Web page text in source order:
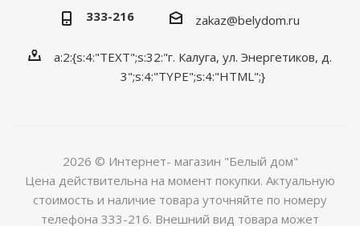
333-216 zakaz@belydom.ru
a:2:{s:4:"TEXT";s:32:"г. Калуга, ул. Энергетиков, д.
3";s:4:"TYPE";s:4:"HTML";}
2026 © Интернет- магазин "Белый дом"
Цена действительна на момент покупки. Актуальную
стоимость и наличие товара уточняйте по номеру
телефона 333-216. Внешний вид товара может